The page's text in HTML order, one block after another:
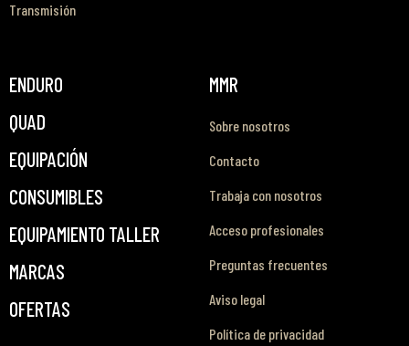
Transmisión
ENDURO
QUAD
EQUIPACIÓN
CONSUMIBLES
EQUIPAMIENTO TALLER
MARCAS
OFERTAS
MMR
Sobre nosotros
Contacto
Trabaja con nosotros
Acceso profesionales
Preguntas frecuentes
Aviso legal
Política de privacidad